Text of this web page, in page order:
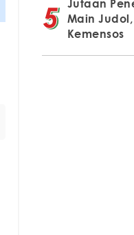
Jutaan
Main
Kemensos